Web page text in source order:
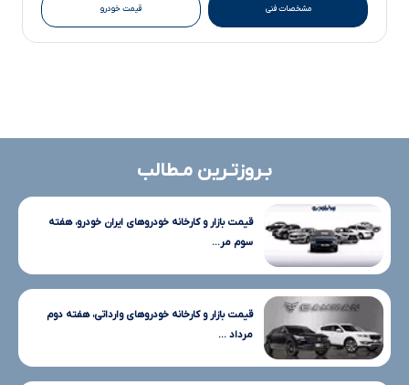
مشخصات فنی قیمت خودرو
بـروزتـرین مـطالب
قیمت بازار و کارخانه خودروهای ایران خودرو، هفته
سوم مر...
قیمت بازار و کارخانه خودروهای وارداتی، هفته دوم
مرداد ...